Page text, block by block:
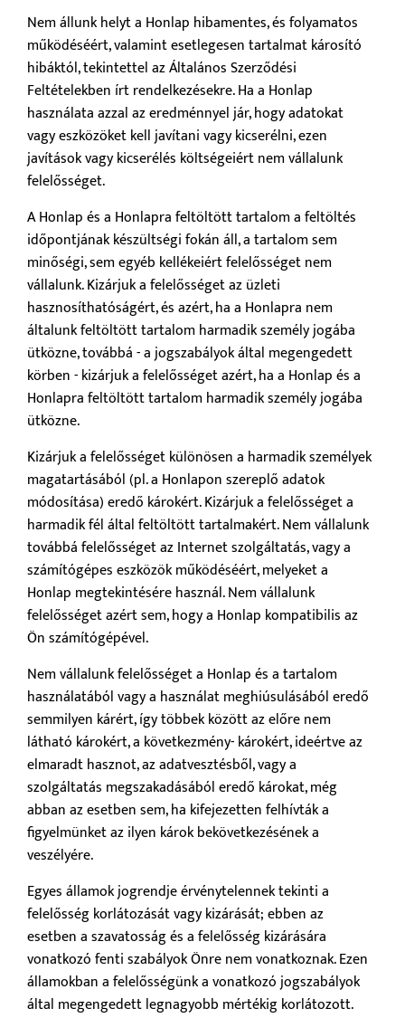
Nem állunk helyt a Honlap hibamentes, és folyamatos
működéséért, valamint esetlegesen tartalmat károsító
hibáktól, tekintettel az Általános Szerződési
Feltételekben írt rendelkezésekre. Ha a Honlap
használata azzal az eredménnyel jár, hogy adatokat
vagy eszközöket kell javítani vagy kicserélni, ezen
javítások vagy kicserélés költségeiért nem vállalunk
felelősséget.
A Honlap és a Honlapra feltöltött tartalom a feltöltés
időpontjának készültségi fokán áll, a tartalom sem
minőségi, sem egyéb kellékeiért felelősséget nem
vállalunk. Kizárjuk a felelősséget az üzleti
hasznosíthatóságért, és azért, ha a Honlapra nem
általunk feltöltött tartalom harmadik személy jogába
ütközne, továbbá - a jogszabályok által megengedett
körben - kizárjuk a felelősséget azért, ha a Honlap és a
Honlapra feltöltött tartalom harmadik személy jogába
ütközne.
Kizárjuk a felelősséget különösen a harmadik személyek
magatartásából (pl. a Honlapon szereplő adatok
módosítása) eredő károkért. Kizárjuk a felelősséget a
harmadik fél által feltöltött tartalmakért. Nem vállalunk
továbbá felelősséget az Internet szolgáltatás, vagy a
számítógépes eszközök működéséért, melyeket a
Honlap megtekintésére használ. Nem vállalunk
felelősséget azért sem, hogy a Honlap kompatibilis az
Ön számítógépével.
Nem vállalunk felelősséget a Honlap és a tartalom
használatából vagy a használat meghiúsulásából eredő
semmilyen kárért, így többek között az előre nem
látható károkért, a következmény- károkért, ideértve az
elmaradt hasznot, az adatvesztésből, vagy a
szolgáltatás megszakadásából eredő károkat, még
abban az esetben sem, ha kifejezetten felhívták a
figyelmünket az ilyen károk bekövetkezésének a
veszélyére.
Egyes államok jogrendje érvénytelennek tekinti a
felelősség korlátozását vagy kizárását; ebben az
esetben a szavatosság és a felelősség kizárására
vonatkozó fenti szabályok Önre nem vonatkoznak. Ezen
államokban a felelősségünk a vonatkozó jogszabályok
által megengedett legnagyobb mértékig korlátozott.